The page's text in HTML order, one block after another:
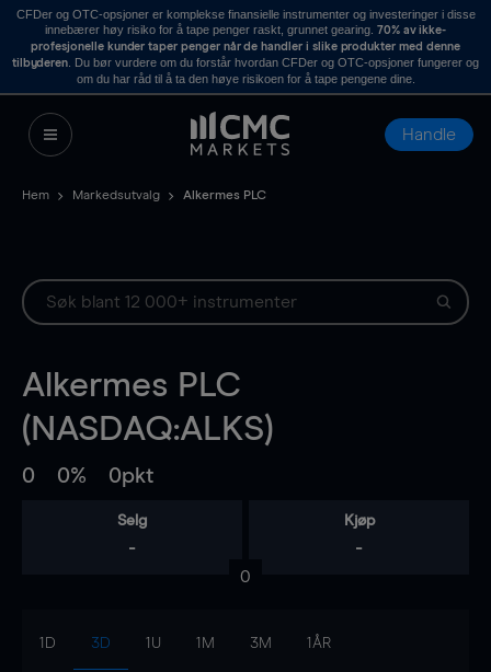
CFDer og OTC-opsjoner er komplekse finansielle instrumenter og investeringer i disse
innebærer høy risiko for å tape penger raskt, grunnet gearing. 70% av ikke-
profesjonelle kunder taper penger når de handler i slike produkter med denne
tilbyderen . Du bør vurdere om du forstår hvordan CFDer og OTC-opsjoner fungerer og
om du har råd til å ta den høye risikoen for å tape pengene dine.
Handle
Hem Markedsutvalg Alkermes PLC
Alkermes PLC
(NASDAQ:ALKS)
0 0% 0pkt
Selg
-
Kjøp
-
0
1D 3D 1U 1M 3M 1ÅR